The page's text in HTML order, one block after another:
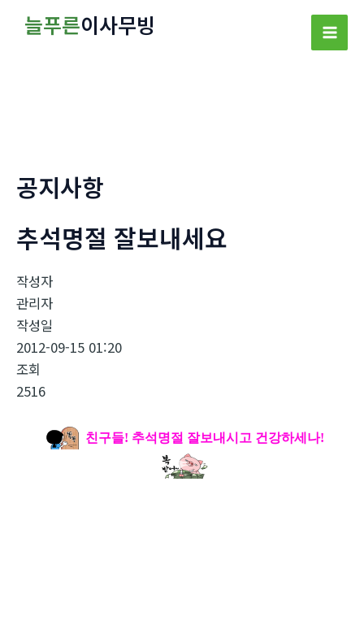
늘푸른이사무빙
Main
공지사항
추석명절 잘보내세요
작성자
관리자
작성일
2012-09-15 01:20
조회
2516
친구들! 추석명절 잘보내시고 건강하세나!